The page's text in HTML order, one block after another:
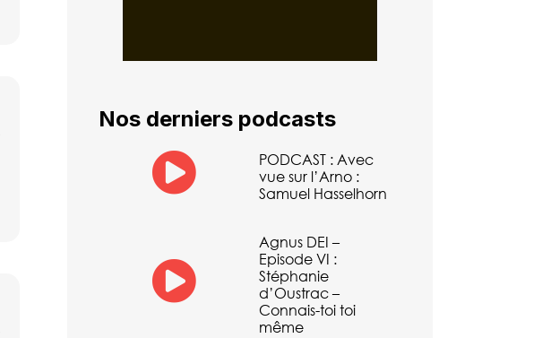
Nos derniers podcasts
PODCAST : Avec
vue sur l’Arno :
Samuel Hasselhorn
Agnus DEI –
Episode VI :
Stéphanie
d’Oustrac –
Connais-toi toi
même